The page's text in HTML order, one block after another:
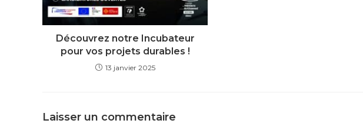
Découvrez notre Incubateur
pour vos projets durables !
13 janvier 2025
Laisser un commentaire